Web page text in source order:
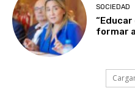
SOCIEDAD
formar